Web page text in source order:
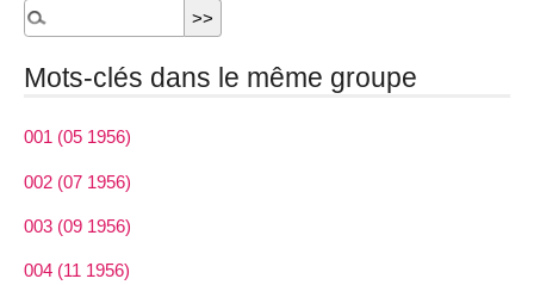
Mots-clés dans le même groupe
001 (05 1956)
002 (07 1956)
003 (09 1956)
004 (11 1956)